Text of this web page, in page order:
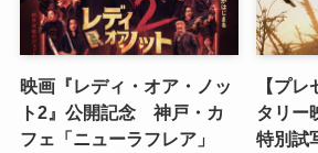
映画『レディ・オア・ノッ
ト2』公開記念 神戸・カ
フェ「ニューラフレア」
【プ
タリー
特別試